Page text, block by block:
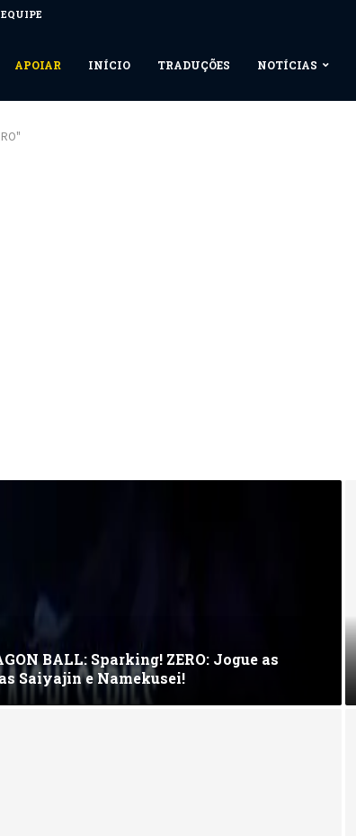
APOIAR INÍCIO TRADUÇÕES NOTÍCIAS
BALL: Sparking! ZERO: Jogue as
Saiyajin e Namekusei!